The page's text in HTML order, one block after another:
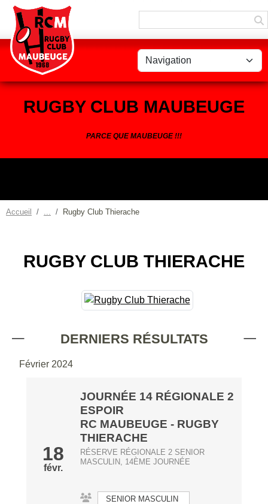
RUGBY CLUB MAUBEUGE
PARCE QUE MAUBEUGE !!!
Accueil Rugby Club Thierache
RUGBY CLUB THIERACHE
DERNIERS RÉSULTATS
Février 2024
18
févr.
JOURNÉE 14 RÉGIONALE 2
ESPOIR
RC MAUBEUGE - RUGBY
THIERACHE
RÉSERVE RÉGIONALE 2 SENIOR
MASCULIN, 14ÈME JOURNÉE
SENIOR MASCULIN
Panneau de gestion des cookies